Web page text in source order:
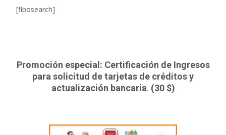
[fibosearch]
Promoción especial: Certificación de Ingresos
para solicitud de tarjetas de créditos y
actualización bancaria. (30 $)